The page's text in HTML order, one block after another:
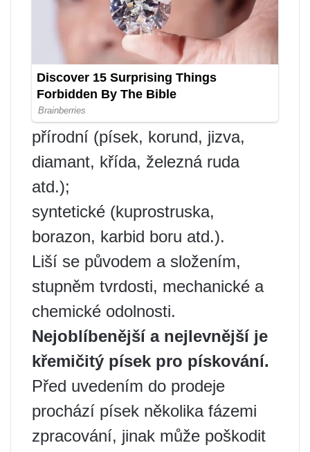
přírodní (písek, korund, jizva,
diamant, křída, železná ruda
atd.);
syntetické (kuprostruska,
borazon, karbid boru atd.).
Liší se původem a složením,
stupněm tvrdosti, mechanické a
chemické odolnosti.
Nejoblíbenější a nejlevnější je
křemičitý písek pro pískování.
Před uvedením do prodeje
prochází písek několika fázemi
zpracování, jinak může poškodit